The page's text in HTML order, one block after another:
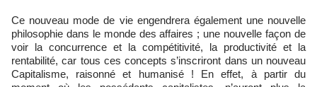
Ce nouveau mode de vie engendrera également une nouvelle
philosophie dans le monde des affaires ; une nouvelle façon de
voir la concurrence et la compétitivité, la productivité et la
rentabilité, car tous ces concepts s’inscriront dans un nouveau
Capitalisme, raisonné et humanisé ! En effet, à partir du